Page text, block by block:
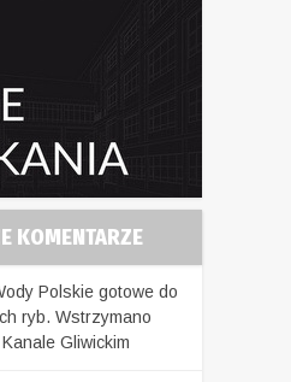
KOMENTARZE
Polskie gotowe do
ryb. Wstrzymano
Gliwickim